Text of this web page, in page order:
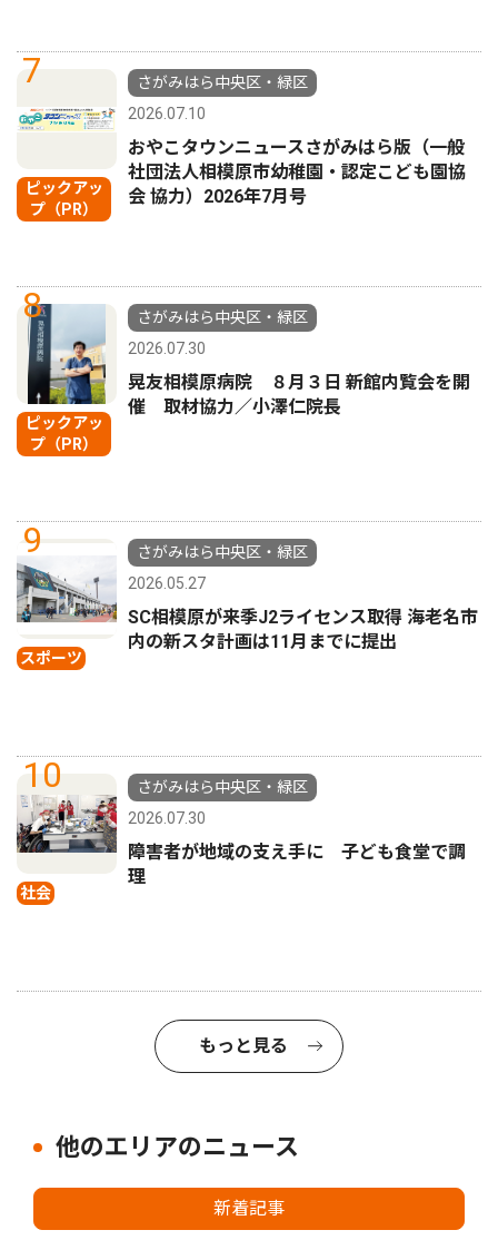
7
ピックアッ
プ（PR）
さがみはら中央区・緑区
2026.07.10
おやこタウンニュースさがみはら版（一般
社団法人相模原市幼稚園・認定こども園協
会 協力）2026年7月号
8
ピックアッ
プ（PR）
さがみはら中央区・緑区
2026.07.30
晃友相模原病院 ８月３日 新館内覧会を開
催 取材協力／小澤仁院長
9
スポーツ
さがみはら中央区・緑区
2026.05.27
SC相模原が来季J2ライセンス取得 海老名市
内の新スタ計画は11月までに提出
10
社会
さがみはら中央区・緑区
2026.07.30
障害者が地域の支え手に 子ども食堂で調
理
もっと見る
他のエリアのニュース
新着記事